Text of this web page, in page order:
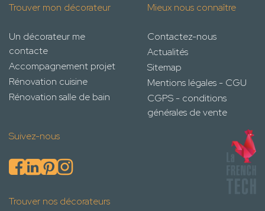
Trouver mon décorateur
Un décorateur me
contacte
Accompagnement projet
Rénovation cuisine
Rénovation salle de bain
Mieux nous connaître
Contactez-nous
Actualités
Sitemap
Mentions légales - CGU
CGPS - conditions
générales de vente
Suivez-nous
Trouver nos décorateurs